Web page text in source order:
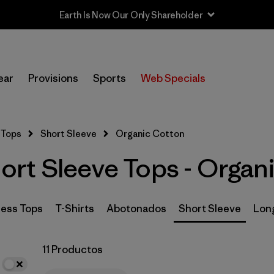
Earth Is Now Our Only Shareholder
Provisions Sports Web Specials
Selecciona una tienda
Filtrar por
Price
Filtrar por
Size
Filtrar por
Fit
Tops Short Sleeve Organic Cotton
Sleeve Tops -
Tops T-Shirts Abotonados Short Sleeve
11 Productos